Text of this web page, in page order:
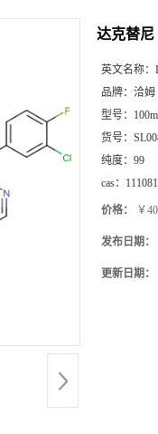
达克替尼
英文名称：
品牌： 洽姆
型号：
货号：
纯度： 99
cas：
价格： ￥
发布日期：
更新日期：